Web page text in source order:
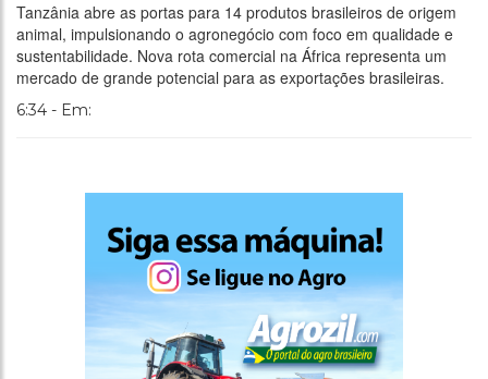
Tanzânia abre as portas para 14 produtos brasileiros de origem
animal, impulsionando o agronegócio com foco em qualidade e
sustentabilidade. Nova rota comercial na África representa um
mercado de grande potencial para as exportações brasileiras.
6:34 - Em: